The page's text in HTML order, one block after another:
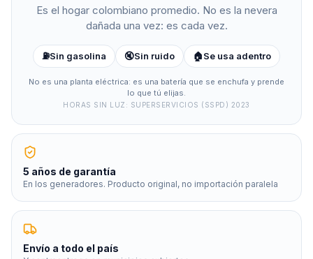
Es el hogar colombiano promedio. No es la nevera
dañada una vez: es cada vez.
⛽Sin gasolina 🔇Sin ruido 🏠Se usa adentro
No es una planta eléctrica: es una batería que se enchufa y prende
lo que tú elijas.
HORAS SIN LUZ: SUPERSERVICIOS (SSPD) 2023
5 años de garantía
En los generadores. Producto original, no importación paralela
Envío a todo el país